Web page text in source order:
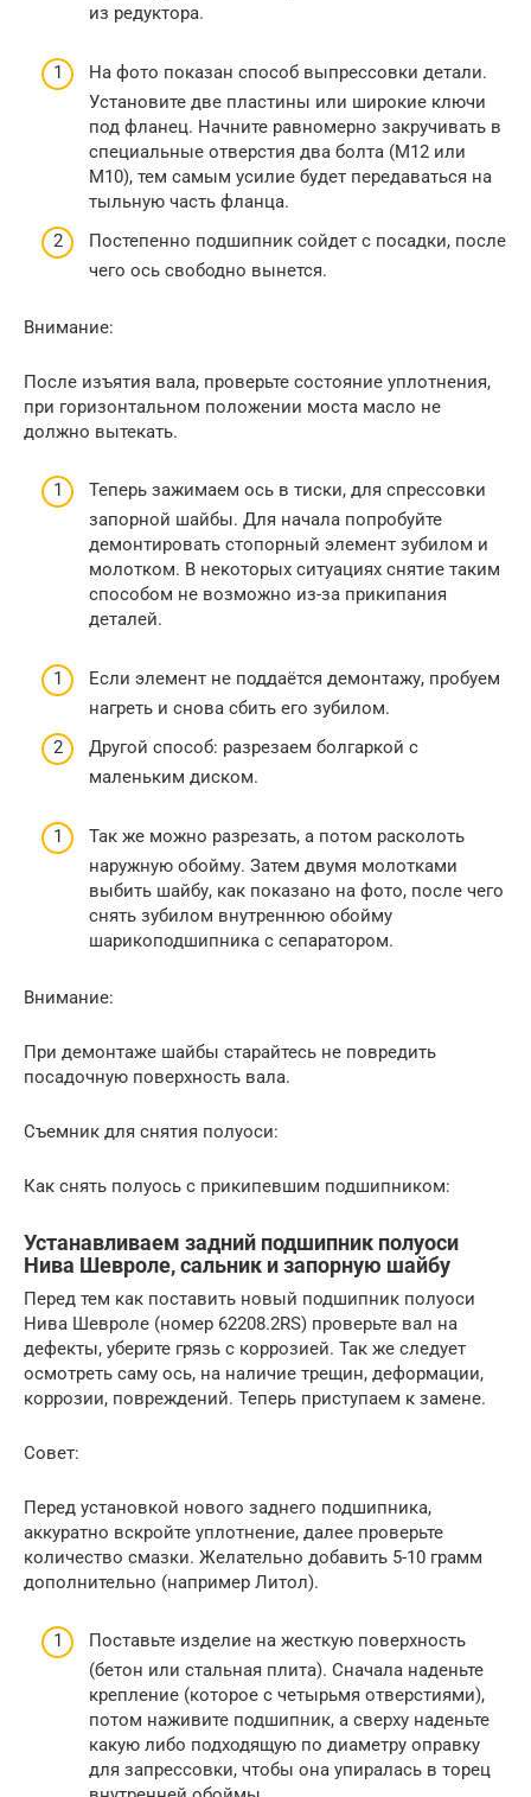
из редуктора.
На фото показан способ выпрессовки детали.
Установите две пластины или широкие ключи
под фланец. Начните равномерно закручивать в
специальные отверстия два болта (М12 или
М10), тем самым усилие будет передаваться на
тыльную часть фланца.
Постепенно подшипник сойдет с посадки, после
чего ось свободно вынется.
Внимание:
После изъятия вала, проверьте состояние уплотнения,
при горизонтальном положении моста масло не
должно вытекать.
Теперь зажимаем ось в тиски, для спрессовки
запорной шайбы. Для начала попробуйте
демонтировать стопорный элемент зубилом и
молотком. В некоторых ситуациях снятие таким
способом не возможно из-за прикипания
деталей.
Если элемент не поддаётся демонтажу, пробуем
нагреть и снова сбить его зубилом.
Другой способ: разрезаем болгаркой с
маленьким диском.
Так же можно разрезать, а потом расколоть
наружную обойму. Затем двумя молотками
выбить шайбу, как показано на фото, после чего
снять зубилом внутреннюю обойму
шарикоподшипника с сепаратором.
Внимание:
При демонтаже шайбы старайтесь не повредить
посадочную поверхность вала.
Съемник для снятия полуоси:
Как снять полуось с прикипевшим подшипником:
Устанавливаем задний подшипник полуоси
Нива Шевроле, сальник и запорную шайбу
Перед тем как поставить новый подшипник полуоси
Нива Шевроле (номер 62208.2RS) проверьте вал на
дефекты, уберите грязь с коррозией. Так же следует
осмотреть саму ось, на наличие трещин, деформации,
коррозии, повреждений. Теперь приступаем к замене.
Совет:
Перед установкой нового заднего подшипника,
аккуратно вскройте уплотнение, далее проверьте
количество смазки. Желательно добавить 5-10 грамм
дополнительно (например Литол).
Поставьте изделие на жесткую поверхность
(бетон или стальная плита). Сначала наденьте
крепление (которое с четырьмя отверстиями),
потом наживите подшипник, а сверху наденьте
какую либо подходящую по диаметру оправку
для запрессовки, чтобы она упиралась в торец